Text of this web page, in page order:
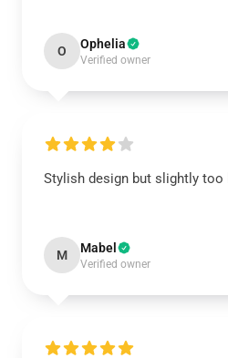
O Ophelia
Verified owner
Stylish design but slightly too
M Mabel
Verified owner